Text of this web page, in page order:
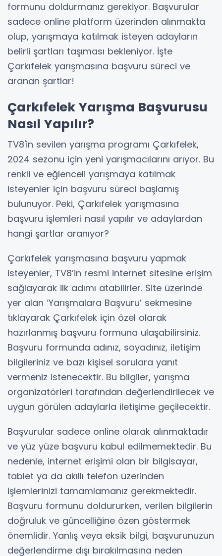
formunu doldurmanız gerekiyor. Başvurular
sadece online platform üzerinden alınmakta
olup, yarışmaya katılmak isteyen adayların
belirli şartları taşıması bekleniyor. İşte
Çarkıfelek yarışmasına başvuru süreci ve
aranan şartlar!
Çarkıfelek Yarışma Başvurusu
Nasıl Yapılır?
TV8'in sevilen yarışma programı Çarkıfelek,
2024 sezonu için yeni yarışmacılarını arıyor. Bu
renkli ve eğlenceli yarışmaya katılmak
isteyenler için başvuru süreci başlamış
bulunuyor. Peki, Çarkıfelek yarışmasına
başvuru işlemleri nasıl yapılır ve adaylardan
hangi şartlar aranıyor?
Çarkıfelek yarışmasına başvuru yapmak
isteyenler, TV8’in resmi internet sitesine erişim
sağlayarak ilk adımı atabilirler. Site üzerinde
yer alan ‘Yarışmalara Başvuru’ sekmesine
tıklayarak Çarkıfelek için özel olarak
hazırlanmış başvuru formuna ulaşabilirsiniz.
Başvuru formunda adınız, soyadınız, iletişim
bilgileriniz ve bazı kişisel sorulara yanıt
vermeniz istenecektir. Bu bilgiler, yarışma
organizatörleri tarafından değerlendirilecek ve
uygun görülen adaylarla iletişime geçilecektir.
Başvurular sadece online olarak alınmaktadır
ve yüz yüze başvuru kabul edilmemektedir. Bu
nedenle, internet erişimi olan bir bilgisayar,
tablet ya da akıllı telefon üzerinden
işlemlerinizi tamamlamanız gerekmektedir.
Başvuru formunu doldururken, verilen bilgilerin
doğruluk ve güncelliğine özen göstermek
önemlidir. Yanlış veya eksik bilgi, başvurunuzun
değerlendirme dışı bırakılmasına neden